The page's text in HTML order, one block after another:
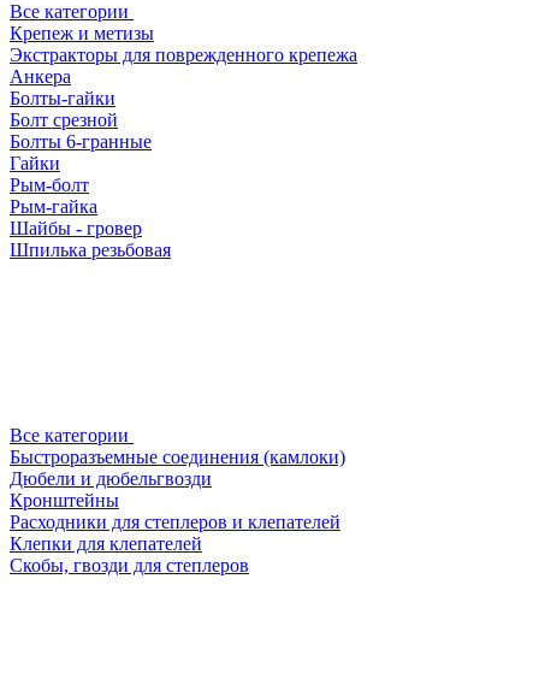
Все категории
Крепеж и метизы
Экстракторы для поврежденного крепежа
Анкера
Болты-гайки
Болт срезной
Болты 6-гранные
Гайки
Рым-болт
Рым-гайка
Шайбы - гровер
Шпилька резьбовая
Все категории
Быстроразъемные соединения (камлоки)
Дюбели и дюбельгвозди
Кронштейны
Расходники для степлеров и клепателей
Клепки для клепателей
Скобы, гвозди для степлеров